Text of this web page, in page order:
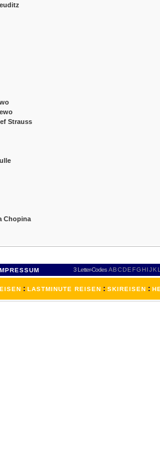
Strauss
Chopina
3 Letter-Codes ABCDEFGH IJKL
: LASTMINUTE REISEN : SKIREISEN :